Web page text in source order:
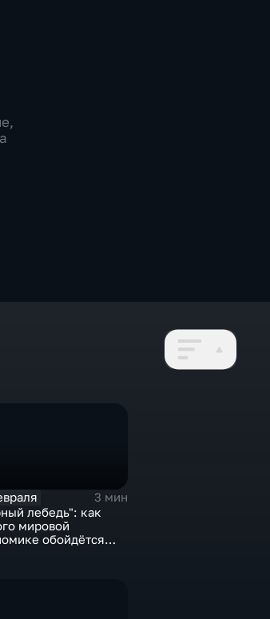
,
3 мин
лебедь": как
мировой
обойдётся